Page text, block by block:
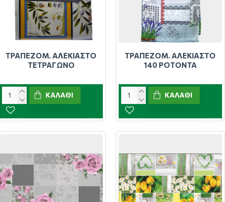
ΤΡΑΠΕΖΟΜ. ΑΛΕΚΙΑΣΤΟ
ΤΕΤΡΑΓΩΝΟ
ΚΑΛΆΘΙ
ΤΡΑΠΕΖΟΜ. ΑΛΕΚΙΑΣΤΟ
140 ΡΟΤΟΝΤΑ
ΚΑΛΆΘΙ